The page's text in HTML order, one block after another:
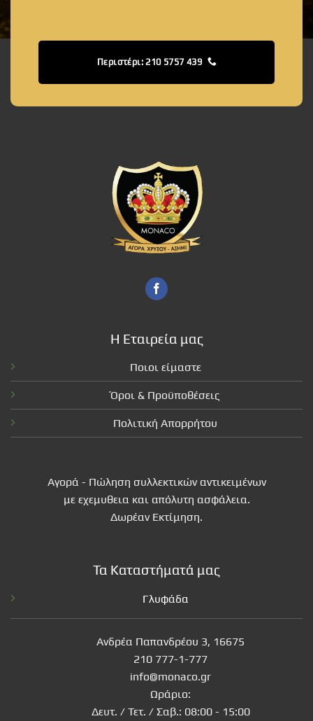
Περιστέρι: 210 5757 439
Η Εταιρεία μας
Ποιοι είμαστε
Όροι & Προϋποθέσεις
Πολιτική Απορρήτου
Αγορά - Πώληση συλλεκτικών αντικειμένων
με εχεμυθεια και απόλυτη ασφάλεια.
Δωρέαν Εκτίμηση.
Τα Καταστήματά μας
Γλυφάδα
Ανδρέα Παπανδρέου 3, 16675
210 777-1-777
info@monaco.gr
Ωράριο:
Δευτ. / Τετ. / Σαβ.: 08:00 - 15:00